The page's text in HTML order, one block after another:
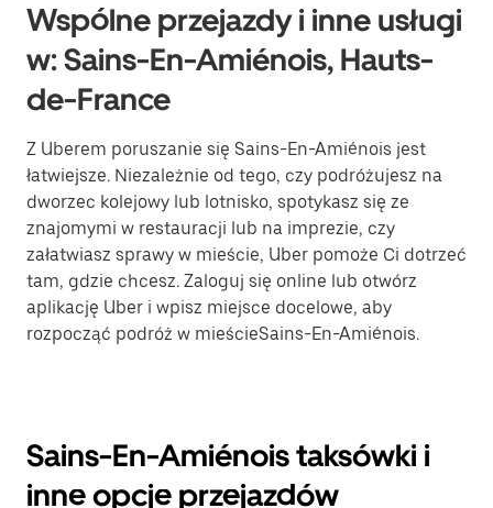
Wspólne przejazdy i inne usługi
w: Sains-En-Amiénois, Hauts-
de-France
Z Uberem poruszanie się Sains-En-Amiénois jest
łatwiejsze. Niezależnie od tego, czy podróżujesz na
dworzec kolejowy lub lotnisko, spotykasz się ze
znajomymi w restauracji lub na imprezie, czy
załatwiasz sprawy w mieście, Uber pomoże Ci dotrzeć
tam, gdzie chcesz. Zaloguj się online lub otwórz
aplikację Uber i wpisz miejsce docelowe, aby
rozpocząć podróż w mieścieSains-En-Amiénois.
Sains-En-Amiénois taksówki i
inne opcje przejazdów